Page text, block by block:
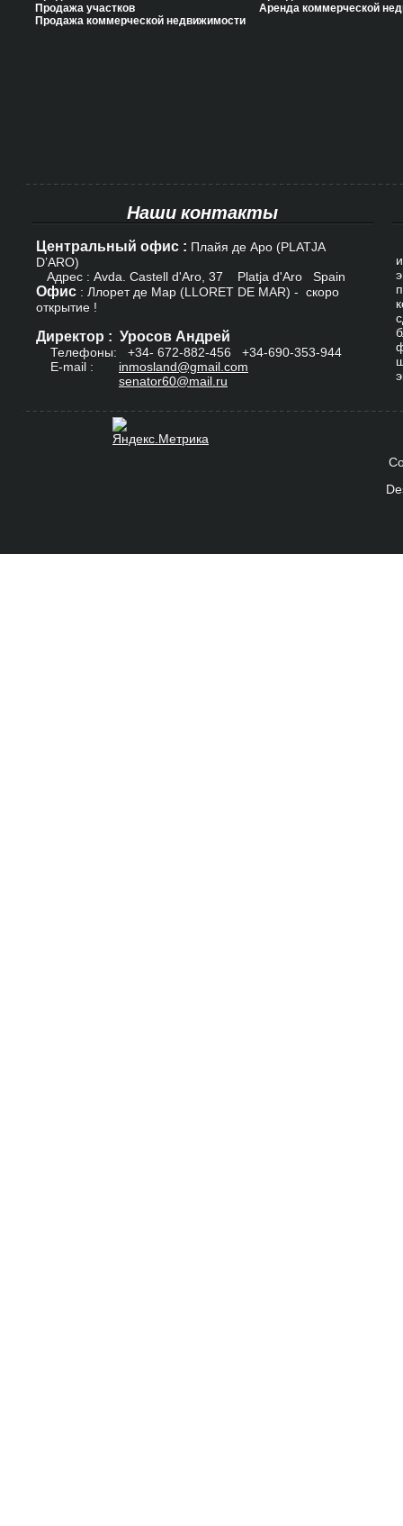
Продажа участков
Продажа коммерческой недвижимости
Аренда коммерческой
Наши контакты
Центральный офис : Плайя де Аро (PLATJA
D’ARO)
Адрес : Avda. Castell d'Aro, 37 Platja d'Aro Spain
Офис : Ллорет де Мар (LLORET DE MAR) - скоро
открытие !
Директор : Уросов Андрей
Телефоны: +34- 672-882-456
+34-690-353-944
E-mail : inmosland@gmail.com
senator60@mail.ru